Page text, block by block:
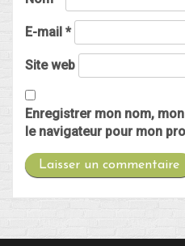
E-mail *
Site web
Enregistrer mon nom,
le navigateur pour mon